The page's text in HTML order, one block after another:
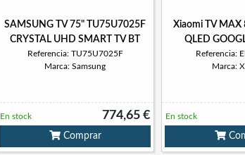
SAMSUNG TV 75" TU75U7025F
CRYSTAL UHD SMART TV BT
Referencia: TU75U7025F
Marca: Samsung
774,65 €
En stock
Comprar
Xiaomi TV MAX
QLED
Referencia:
Marca:
En stock